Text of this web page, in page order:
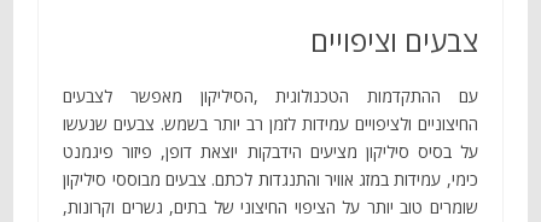
צבעים וציפויים
עם ההתקדמות הטכנולוגית ,הסיליקון מאפשר לצבעים
החיצוניים ולציפויים עמידות לזמן רב יותר בשמש. צבעים שנעשו
על בסיס סיליקון מציעים הידבקות יוצאת דופן, פיזור פיגמנט
כימי, עמידות במזג אוויר והתנגדות לכתם. צבעים מבוססי סיליקון
שומרים טוב יותר על הציפוי החיצוני של בתים, גשרים וקרונות,